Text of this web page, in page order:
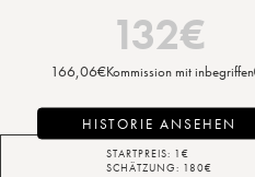
132€
166,06€Kommission mit inbegriffen
HISTORIE ANSEHEN
STARTPREIS: 1 €
SCHÄTZUNG: 180€